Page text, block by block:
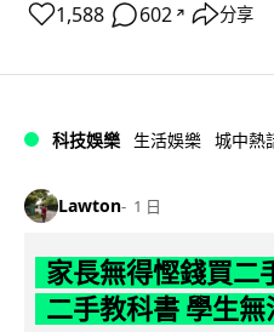
1,588 602 ↗ 分享
科技娛樂 生活娛樂 城中熱
Lawton 1 日
家長無得慳錢買二
二手教科書 學生無